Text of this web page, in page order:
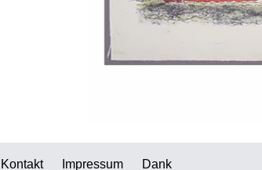
Kontakt Impressum Dank